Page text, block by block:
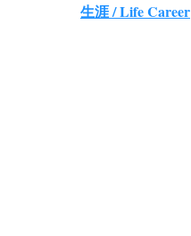
生涯 / Life Career